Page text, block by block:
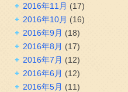
2016年11月 (17)
2016年10月 (16)
2016年9月 (18)
2016年8月 (17)
2016年7月 (12)
2016年6月 (12)
2016年5月 (11)